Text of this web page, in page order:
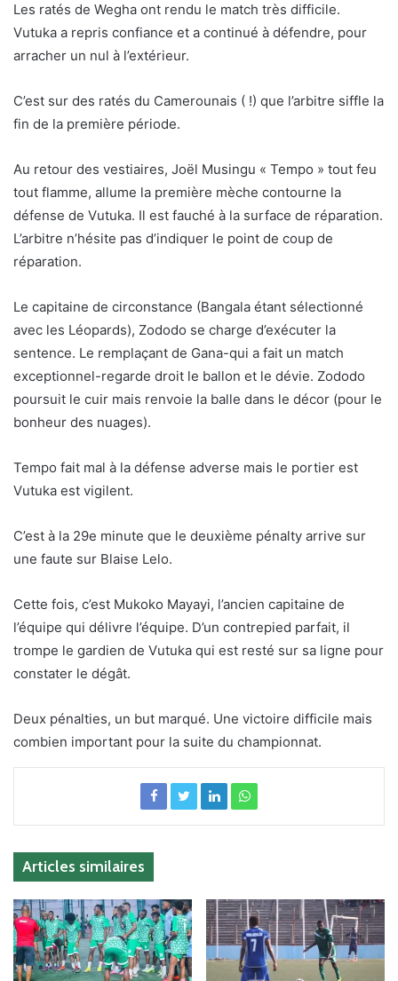
Les ratés de Wegha ont rendu le match très difficile.
Vutuka a repris confiance et a continué à défendre, pour
arracher un nul à l’extérieur.
C’est sur des ratés du Camerounais ( !) que l’arbitre siffle la
fin de la première période.
Au retour des vestiaires, Joël Musingu « Tempo » tout feu
tout flamme, allume la première mèche contourne la
défense de Vutuka. Il est fauché à la surface de réparation.
L’arbitre n’hésite pas d’indiquer le point de coup de
réparation.
Le capitaine de circonstance (Bangala étant sélectionné
avec les Léopards), Zododo se charge d’exécuter la
sentence. Le remplaçant de Gana-qui a fait un match
exceptionnel-regarde droit le ballon et le dévie. Zododo
poursuit le cuir mais renvoie la balle dans le décor (pour le
bonheur des nuages).
Tempo fait mal à la défense adverse mais le portier est
Vutuka est vigilent.
C’est à la 29e minute que le deuxième pénalty arrive sur
une faute sur Blaise Lelo.
Cette fois, c’est Mukoko Mayayi, l’ancien capitaine de
l’équipe qui délivre l’équipe. D’un contrepied parfait, il
trompe le gardien de Vutuka qui est resté sur sa ligne pour
constater le dégât.
Deux pénalties, un but marqué. Une victoire difficile mais
combien important pour la suite du championnat.
Articles similaires